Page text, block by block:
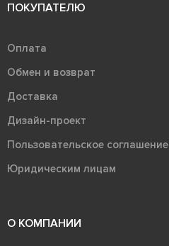
ПОКУПАТЕЛЮ
Оплата
Обмен и возврат
Доставка
Дизайн-проект
Пользовательское соглашение
Юридическим лицам
О КОМПАНИИ